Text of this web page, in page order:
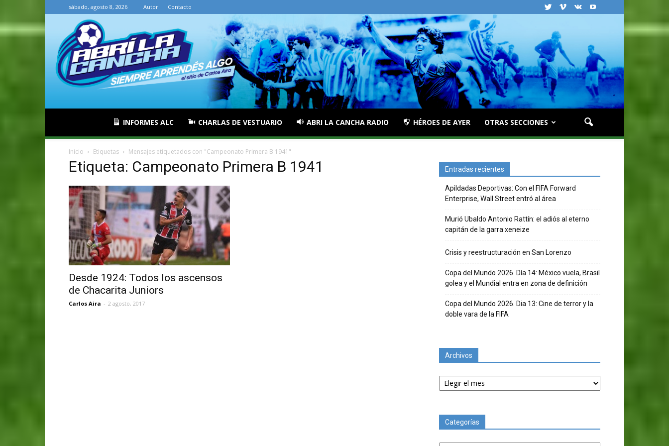
sábado, agosto 8, 2026 Autor Contacto
INFORMES ALC CHARLAS DE VESTUARIO ABRI LA CANCHA RADIO HÉROES DE AYER OTRAS SECCIONES
Inicio Etiquetas Mensajes etiquetados con "Campeonato Primera B 1941"
Etiqueta: Campeonato Primera B 1941
Desde 1924: Todos los ascensos
de Chacarita Juniors
Carlos Aira - 2 agosto, 2017
Entradas recientes
Apildadas Deportivas: Con el FIFA Forward
Enterprise, Wall Street entró al área
Murió Ubaldo Antonio Rattín: el adiós al eterno
capitán de la garra xeneize
Crisis y reestructuración en San Lorenzo
Copa del Mundo 2026. Día 14: México vuela, Brasil
golea y el Mundial entra en zona de definición
Copa del Mundo 2026. Dia 13: Cine de terror y la
doble vara de la FIFA
Archivos
Archivos
Categorías
Categorías